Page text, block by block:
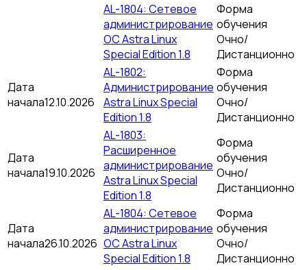
AL-1804: Сетевое
администрирование
ОС Astra Linux
Special Edition 1.8
Форма
обучения
Очно/
Дистанционно
Дата
начала12.10.2026
AL-1802:
Администрирование
Astra Linux Special
Edition 1.8
Форма
обучения
Очно/
Дистанционно
Дата
начала19.10.2026
AL-1803:
Расширенное
администрирование
Astra Linux Special
Edition 1.8
Форма
обучения
Очно/
Дистанционно
Дата
начала26.10.2026
AL-1804: Сетевое
администрирование
ОС Astra Linux
Special Edition 1.8
Форма
обучения
Очно/
Дистанционно